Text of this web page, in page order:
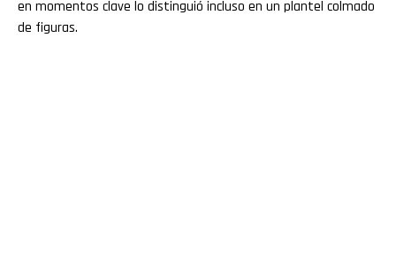
en momentos clave lo distinguió incluso en un plantel colmado
de figuras.